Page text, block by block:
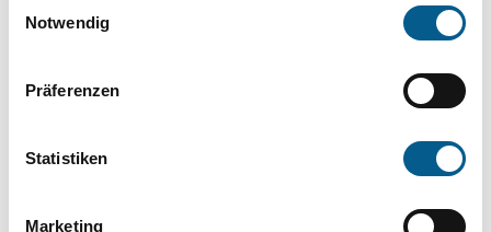
Notwendig
Präferenzen
Statistiken
Marketing
können durch die Wahl von Bereichen oder
Suchen